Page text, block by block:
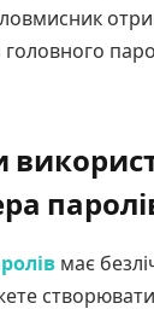
має
створювати